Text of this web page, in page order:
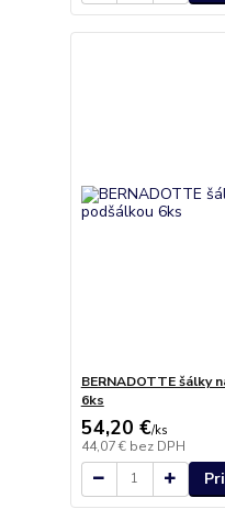
BERNADOTTE šálky
6ks
54,20 €/ks
44,07 € bez DPH